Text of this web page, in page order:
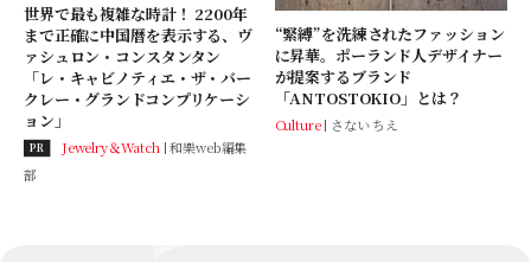
世界で最も複雑な時計！ 2200年
まで正確に中国暦を表示する、ヴ
ァシュロン・コンスタンタン
「レ・キャビノティエ・ザ・バー
クレー・グランドコンプリケーシ
ョン」
PR Jewelry＆Watch 和樂web編集
部
“緊縛”を洗練されたファッション
に昇華。ポーランド人デザイナー
が提案するブランド
「ANTOSTOKIO」とは？
Culture さない ちえ